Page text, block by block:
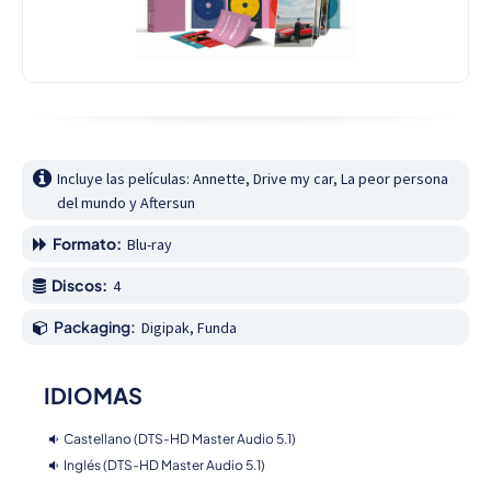
Incluye las películas: Annette, Drive my car, La peor persona
del mundo y Aftersun
Formato: Blu-ray
Discos: 4
Packaging: Digipak, Funda
IDIOMAS
Castellano (DTS-HD Master Audio 5.1)
Inglés (DTS-HD Master Audio 5.1)